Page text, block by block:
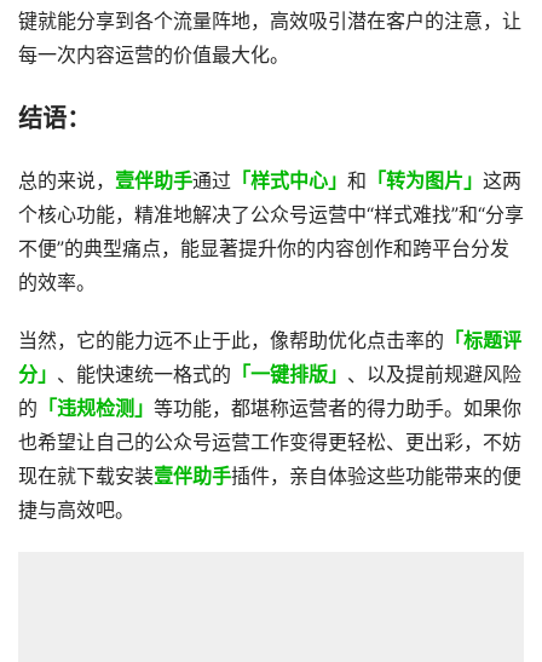
键就能分享到各个流量阵地，高效吸引潜在客户的注意，让
每一次内容运营的价值最大化。
结语：
总的来说， 壹伴助手通过 「样式中心」 和 「转为图片」 这两
个核心功能，精准地解决了公众号运营中“样式难找”和“分享
不便”的典型痛点，能显著提升你的内容创作和跨平台分发
的效率。
当然，它的能力远不止于此，像帮助优化点击率的 「标题评
分」 、能快速统一格式的 「一键排版」 、以及提前规避风险
的 「违规检测」 等功能，都堪称运营者的得力助手。如果你
也希望让自己的公众号运营工作变得更轻松、更出彩，不妨
现在就下载安装壹伴助手插件，亲自体验这些功能带来的便
捷与高效吧。